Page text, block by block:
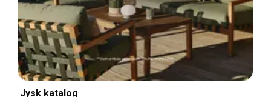
Jysk katalog